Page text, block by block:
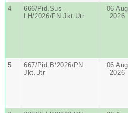
4
666/Pid.Sus-
LH/2026/PN Jkt.Utr
06 Aug
2026
5
667/Pid.B/2026/PN
Jkt.Utr
06 Aug
2026